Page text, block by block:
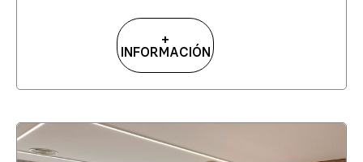
+
INFORMACIÓN